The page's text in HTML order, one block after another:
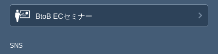
BtoB ECセミナー
SNS